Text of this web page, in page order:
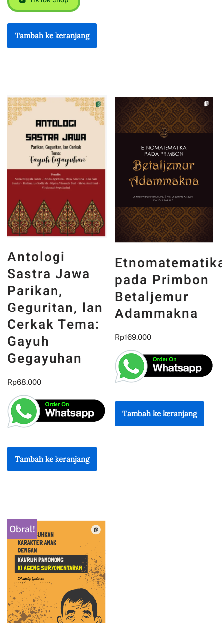
Tambah ke keranjang
Antologi
Sastra Jawa
Parikan,
Geguritan, lan
Cerkak Tema:
Gayuh
Gegayuhan
Rp68.000
Tambah ke keranjang
pada Primbon
Betaljemur
Adammakna
Rp169.000
Tambah ke keranjang
Obral!